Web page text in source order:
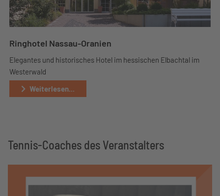
Ringhotel Nassau-Oranien
Elegantes und historisches Hotel im hessischen Elbachtal im
Westerwald
Weiterlesen...
Tennis-Coaches des Veranstalters